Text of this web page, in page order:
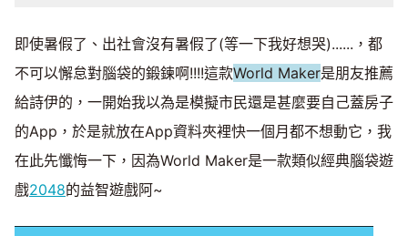
即使暑假了、出社會沒有暑假了(等一下我好想哭)......，都
不可以懈怠對腦袋的鍛鍊啊!!!!這款World Maker是朋友推薦
給詩伊的，一開始我以為是模擬市民還是甚麼要自己蓋房子
的App，於是就放在App資料夾裡快一個月都不想動它，我
在此先懺悔一下，因為World Maker是一款類似經典腦袋遊
戲2048的益智遊戲阿~